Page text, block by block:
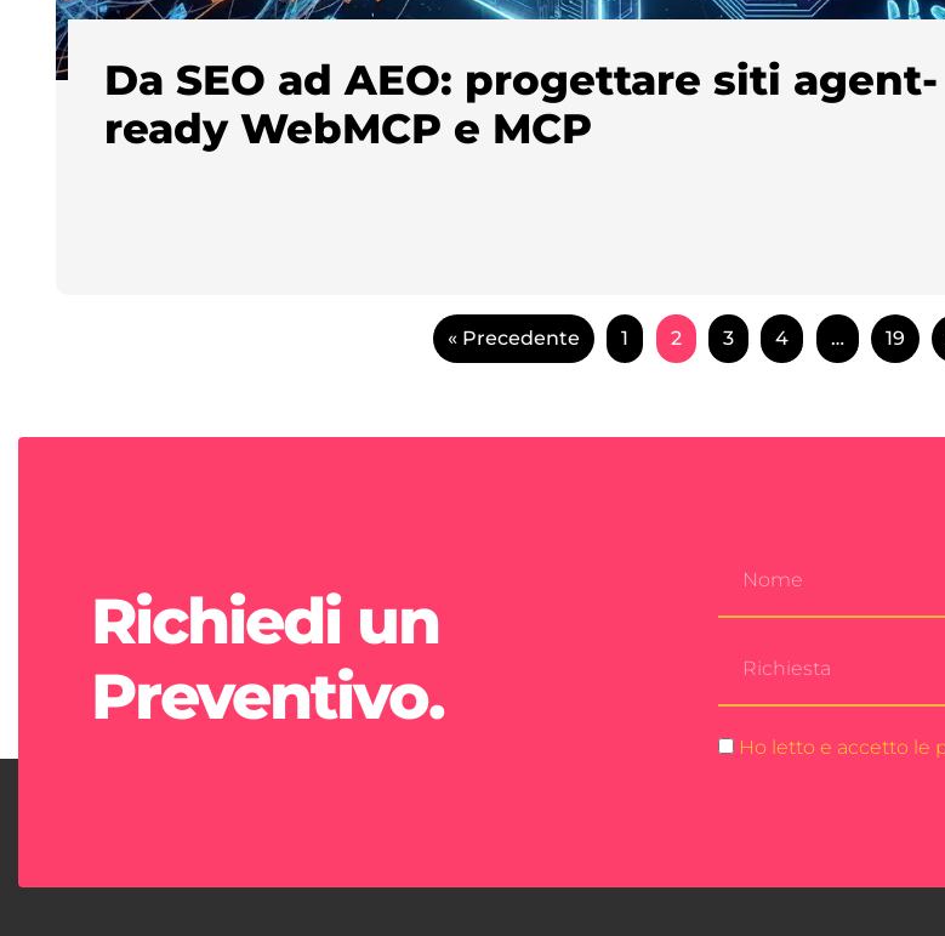
Da SEO ad AEO: progettare siti agent-
ready WebMCP e MCP
« Precedente 1 2 3 4 … 19
Richiedi un
Preventivo.
Ho letto e accetto le